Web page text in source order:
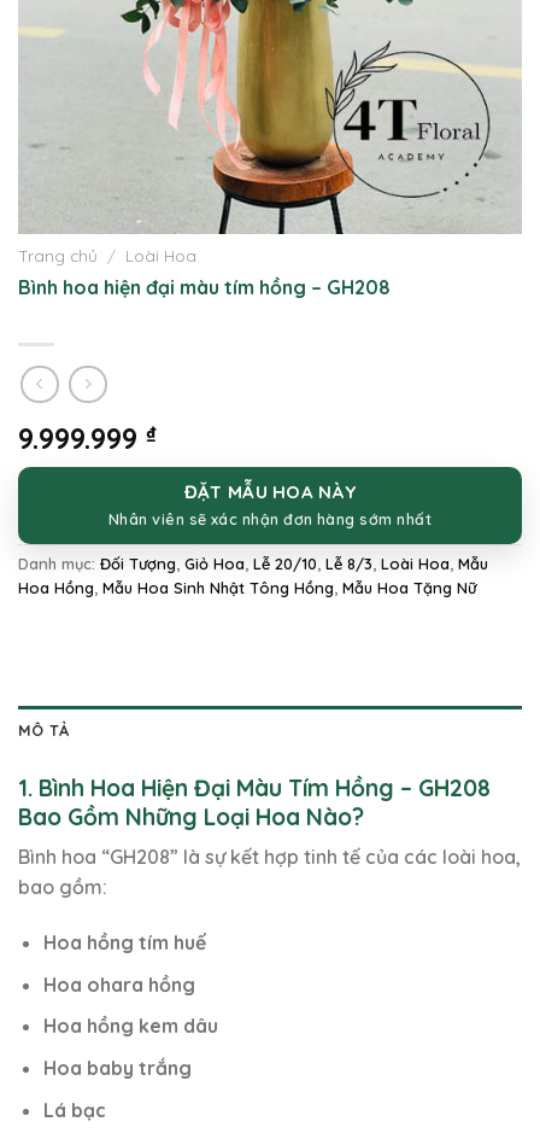
Trang chủ / Loài Hoa
Bình hoa hiện đại màu tím hồng – GH208
9.999.999 ₫
ĐẶT MẪU HOA NÀY
Nhân viên sẽ xác nhận đơn hàng sớm nhất
Danh mục: Đối Tượng Giỏ Hoa Lễ 20/10 Lễ 8/3 Loài Hoa Mẫu
Hoa Hồng Mẫu Hoa Sinh Nhật Tông Hồng Mẫu Hoa Tặng Nữ
MÔ TẢ
1. Bình Hoa Hiện Đại Màu Tím Hồng – GH208
Bao Gồm Những Loại Hoa Nào?
Bình hoa “GH208” là sự kết hợp tinh tế của các loài hoa,
bao gồm:
Hoa hồng tím huế
Hoa ohara hồng
Hoa hồng kem dâu
Hoa baby trắng
Lá bạc